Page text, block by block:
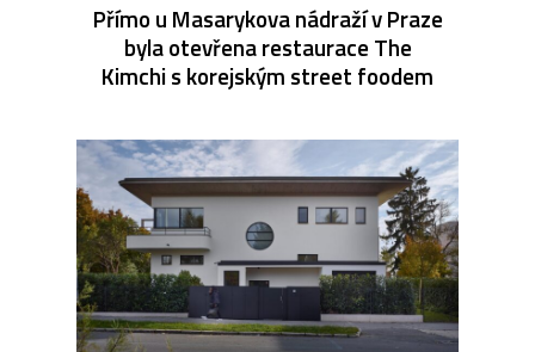
Přímo u Masarykova nádraží v Praze
byla otevřena restaurace The
Kimchi s korejským street foodem